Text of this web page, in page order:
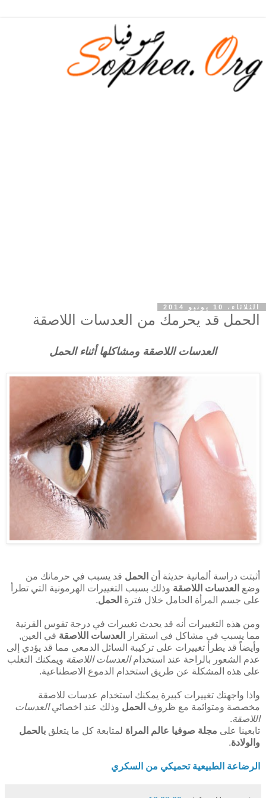
الثلاثاء، 10 يونيو 2014
الحمل قد يحرمك من العدسات اللاصقة
العدسات اللاصقة ومشاكلها أثناء الحمل
أثبتت دراسة ألمانية حديثة أن الحمل قد يسبب في حرمانك من
وضع العدسات اللاصقة وذلك بسبب التغييرات الهرمونية التي تطرأ
على جسم المرأة الحامل خلال فترة الحمل.
ومن هذه التغييرات أنه قد يحدث تغييرات في درجة تقوس القرنية
مما يسبب في مشاكل في استقرار
العدسات اللاصقة في العين,
وأيضاً قد يطرأ تغييرات على تركيبة السائل الدمعي مما قد يؤدي إلى
عدم الشعور بالراحة عند استخدامالعدسات اللاصقة ويمكنك التغلب
على هذه المشكلة عن طريق استخدام الدموع الاصطناعية.
واذا واجهتك تغييرات كبيرة يمكنك استخدام عدسات للاصقة
مخصصة ومتوائمة مع ظروف الحمل وذلك عند اخصائيالعدسات
اللاصقة.
تابعينا على مجلة صوفيا عالم المراة لمتابعة كل ما يتعلق بالحمل
والولادة.
الرضاعة الطبيعية تحميكي من السكري